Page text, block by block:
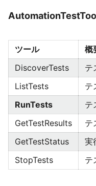
ツール
概
DiscoverTests
テ
ListTests
テ
RunTests
テ
GetTestResults
テ
GetTestStatus
実
StopTests
テ